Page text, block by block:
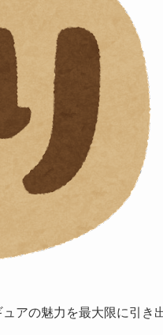
アの魅力を最大限に引き